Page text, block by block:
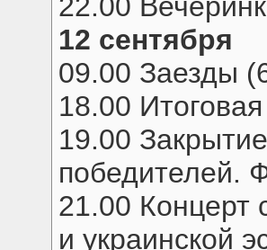
12 сентября
09.00 Заезды
18.00
19.00
победителей.
21.00 Концерт
и украинской